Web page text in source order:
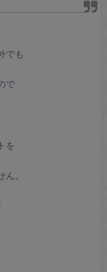
でも
で
を
。